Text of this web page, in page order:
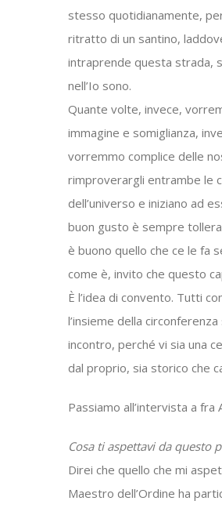
stesso quotidianamente,
ritratto di un santino,
intraprende questa strada,
nell’Io sono.
Quante volte, invece,
immagine e somiglianza,
vorremmo complice delle
rimproverargli entrambe le
dell’universo e iniziano ad
buon gusto è sempre
è buono quello che ce le fa
come è, invito che questo
È l’idea di convento. Tutti
l’insieme della
incontro, perché vi sia una
dal proprio, sia storico che
Passiamo all’intervista a fra
Cosa ti aspettavi da questo
Direi che quello che mi
Maestro dell’Ordine ha